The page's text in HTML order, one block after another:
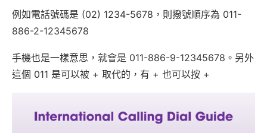
例如電話號碼是 (02) 1234-5678，則撥號順序為 011-
886-2-12345678
手機也是一樣意思，就會是 011-886-9-12345678。另外
這個 011 是可以被 + 取代的，有 + 也可以按 +